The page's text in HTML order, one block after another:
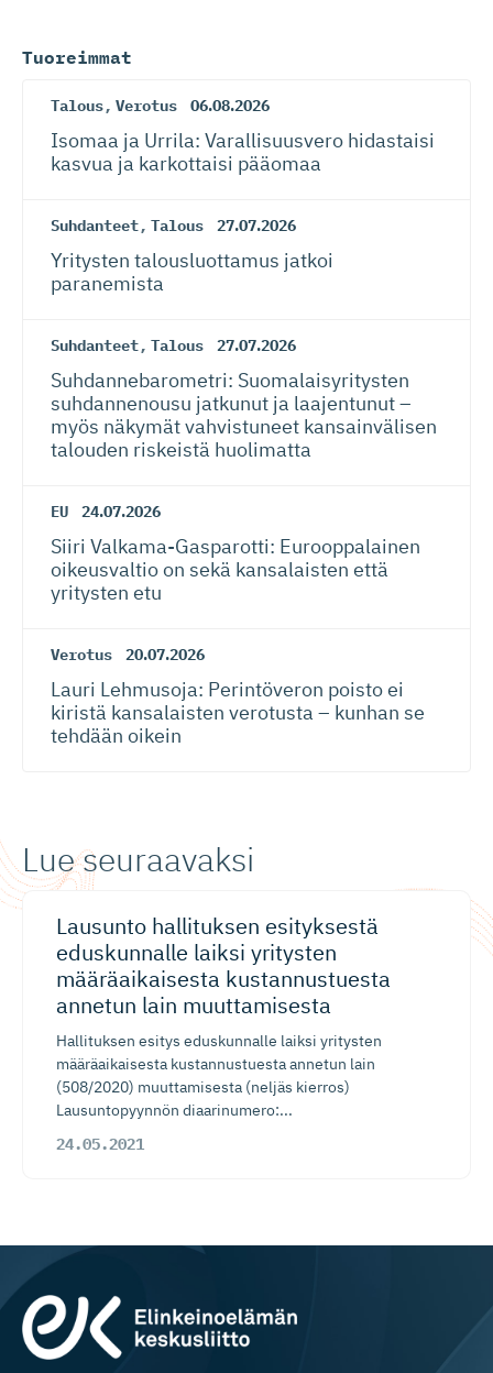
Tuoreimmat
Talous, Verotus 06.08.2026
Isomaa ja Urrila: Varallisuusvero hidastaisi
kasvua ja karkottaisi pääomaa
Suhdanteet, Talous 27.07.2026
Yritysten talousluottamus jatkoi
paranemista
Suhdanteet, Talous 27.07.2026
Suhdanneba­ro­metri: Suomalaisy­ri­tysten
suhdannenousu jatkunut ja laajentunut –
myös näkymät vahvistuneet kansainvälisen
talouden riskeistä huolimatta
EU 24.07.2026
Siiri Valkama-Gas­pa­rotti: Eurooppalainen
oikeusvaltio on sekä kansalaisten että
yritysten etu
Verotus 20.07.2026
Lauri Lehmusoja: Perintöveron poisto ei
kiristä kansalaisten verotusta – kunhan se
tehdään oikein
Lue seuraavaksi
Lausunto hallituksen esityksestä
eduskunnalle laiksi yritysten
määräaikaisesta kustannus­tuesta
annetun lain muuttamisesta
Hallituksen esitys eduskunnalle laiksi yritysten
määräaikaisesta kustannustuesta annetun lain
(508/2020) muuttamisesta (neljäs kierros)
Lausuntopyynnön diaarinumero:...
24.05.2021